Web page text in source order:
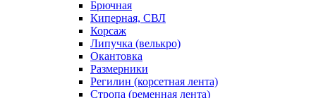
Брючная
Киперная, СВЛ
Корсаж
Липучка (велькро)
Окантовка
Размерники
Регилин (корсетная лента)
Стропа (ременная лента)